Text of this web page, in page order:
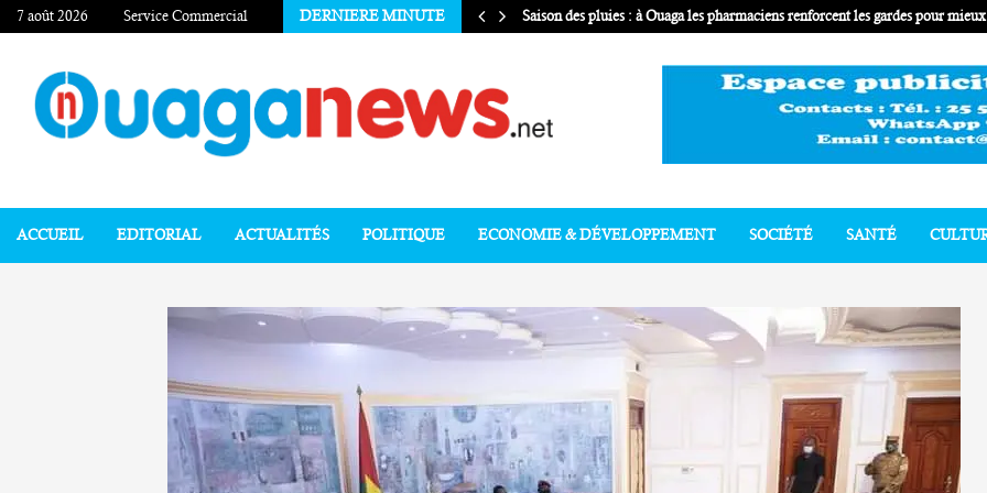
7 août 2026 Service Commercial DERNIERE MINUTE Saison des pluies : à Ouaga les pharmaciens renforcent les gardes pour
ACCUEIL EDITORIAL ACTUALITÉS POLITIQUE ECONOMIE & DÉVELOPPEMENT SOCIÉTÉ SANTÉ